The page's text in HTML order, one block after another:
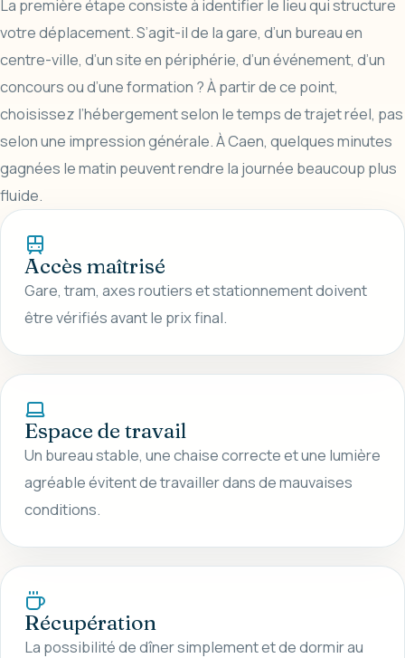
La première étape consiste à identifier le lieu qui structure
votre déplacement. S’agit-il de la gare, d’un bureau en
centre-ville, d’un site en périphérie, d’un événement, d’un
concours ou d’une formation ? À partir de ce point,
choisissez l’hébergement selon le temps de trajet réel, pas
selon une impression générale. À Caen, quelques minutes
gagnées le matin peuvent rendre la journée beaucoup plus
fluide.
Accès maîtrisé
Gare, tram, axes routiers et stationnement doivent
être vérifiés avant le prix final.
Espace de travail
Un bureau stable, une chaise correcte et une lumière
agréable évitent de travailler dans de mauvaises
conditions.
Récupération
La possibilité de dîner simplement et de dormir au